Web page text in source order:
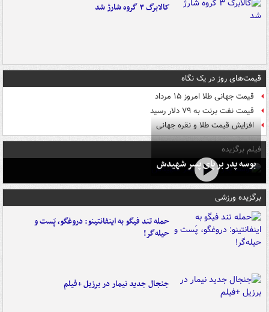
کالابرگ ۳ گروه شارژ شد
قیمت‌های روز در یک نگاه
قیمت جهانی طلا امروز ۱۵ مرداد
قیمت نفت برنت به ۷۹ دلار رسید
افزایش قیمت طلا و نقره جهانی
فیلم برگزیده
بوسه‌ پدر بر پای پسر شهیدش
برگزیده ورزشی
حمله تند فیگو به اینفانتینو: دروغگو، پَست‌ و
حیله‌گر!
جنجال جدید نیمار در برزیل +فیلم